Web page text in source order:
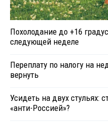
Похолодание до +16
следующей неделе
Переплату по налогу на
вернуть
Усидеть на двух стульях:
«анти-Россией»?